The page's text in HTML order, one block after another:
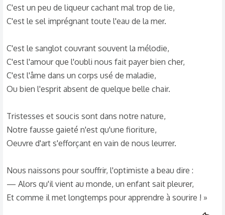
C'est un peu de liqueur cachant mal trop de lie,
C'est le sel imprégnant toute l'eau de la mer.
C'est le sanglot couvrant souvent la mélodie,
C'est l'amour que l'oubli nous fait payer bien cher,
C'est l'âme dans un corps usé de maladie,
Ou bien l'esprit absent de quelque belle chair.
Tristesses et soucis sont dans notre nature,
Notre fausse gaieté n'est qu'une fioriture,
Oeuvre d'art s'efforçant en vain de nous leurrer.
Nous naissons pour souffrir, l'optimiste a beau dire :
— Alors qu'il vient au monde, un enfant sait pleurer,
Et comme il met longtemps pour apprendre à sourire ! »